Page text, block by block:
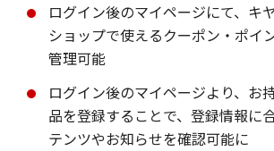
ログイン後のマイページにて、キ
ショップで使えるクーポン・ポイ
管理可能
ログイン後のマイページより、お
品を登録することで、登録情報に
テンツやお知らせを確認可能に